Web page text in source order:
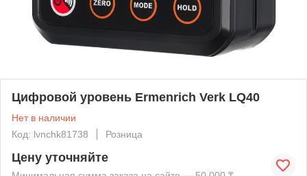
Цифровой уровень Ermenrich Verk LQ40
Нет в наличии
Код: lvnchk81738
Розница
Цену уточняйте